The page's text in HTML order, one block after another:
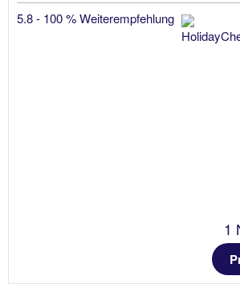
5.8 - 100 % Weiterempfehlung
1